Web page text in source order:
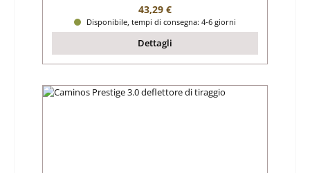
Prezzo normale:
43,29 €
Disponibile, tempi di consegna: 4-6 giorni
Dettagli